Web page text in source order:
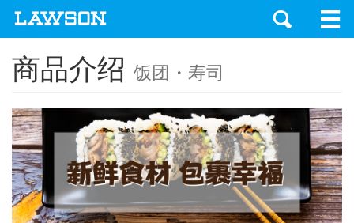
商品介绍 饭团・寿司